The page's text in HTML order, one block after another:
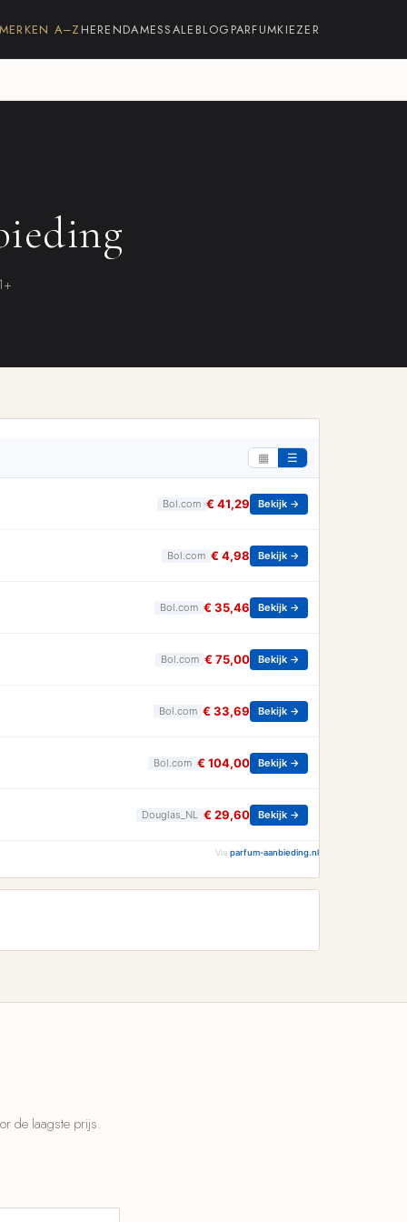
A–Z HERENDAMESSALE BLOG PARFUMKIEZER
▦ ☰
Bol.com € 41,29 Bekijk →
Bol.com € 4,98 Bekijk →
Bol.com € 35,46 Bekijk →
Bol.com € 75,00 Bekijk →
Bol.com € 33,69 Bekijk →
Bol.com € 104,00 Bekijk →
Douglas_NL € 29,60 Bekijk →
Via parfum-aanbieding.nl
de laagste prijs.